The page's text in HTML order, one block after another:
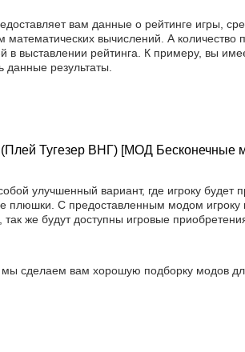
вам данные о рейтинге игры,
математических вычислений. А количество
в выставлении рейтинга. К примеру, вы
данные результаты.
Тугезер ВНГ) [МОД Бесконечные
улучшенный вариант, где игроку будет
плюшки. С предоставленным модом игроку
же будут доступны игровые
сделаем вам хорошую подборку модов